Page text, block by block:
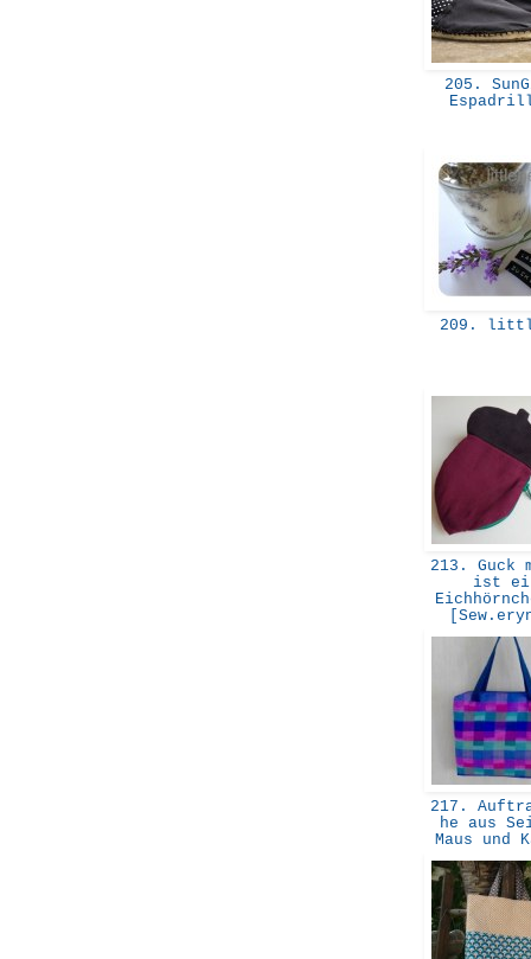
205.
209.
213. Guck
ist
217.
he aus
Maus und